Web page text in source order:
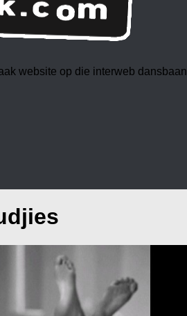
website op die interweb dansbaan